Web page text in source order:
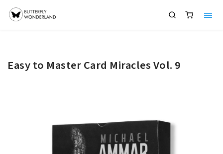
Easy to Master Card Miracles Vol. 9